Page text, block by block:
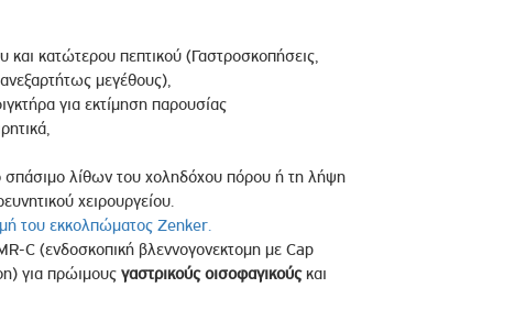
κατώτερου πεπτικού (Γαστροσκοπήσεις,
μεγέθους),
για εκτίμηση παρουσίας
σπάσιμο λίθων του χοληδόχου πόρου ή τη λήψη
χειρουργείου.
του εκκολπώματος Zenker.
C (ενδοσκοπική βλεννογονεκτομη με Cap
για πρώιμους γαστρικούς οισοφαγικούςκαι